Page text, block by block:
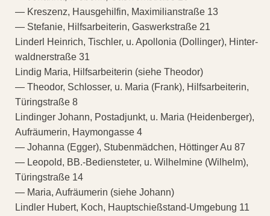
— Kreszenz, Hausgehilfin, Maximilianstraße 13
— Stefanie, Hilfsarbeiterin, Gaswerkstraße 21
Linderl Heinrich, Tischler, u. Apollonia (Dollinger), Hinter-
waldnerstraße 31
Lindig Maria, Hilfsarbeiterin (siehe Theodor)
— Theodor, Schlosser, u. Maria (Frank), Hilfsarbeiterin,
Türingstraße 8
Lindinger Johann, Postadjunkt, u. Maria (Heidenberger),
Aufräumerin, Haymongasse 4
— Johanna (Egger), Stubenmädchen, Höttinger Au 87
— Leopold, BB.-Bediensteter, u. Wilhelmine (Wilhelm),
Türingstraße 14
— Maria, Aufräumerin (siehe Johann)
Lindler Hubert, Koch, Hauptschießstand-Umgebung 11